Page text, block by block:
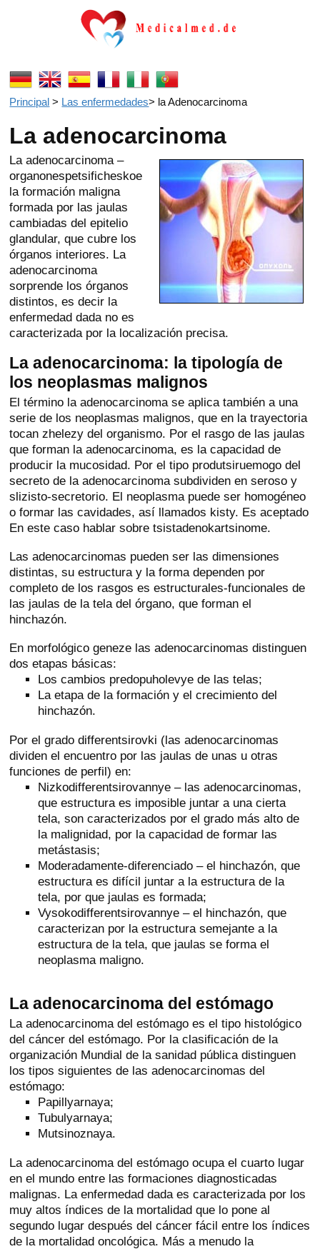
Principal > Las enfermedades> la Adenocarcinoma
La adenocarcinoma
La adenocarcinoma –
organonespetsificheskoe
la formación maligna
formada por las jaulas
cambiadas del epitelio
glandular, que cubre los
órganos interiores. La
adenocarcinoma
sorprende los órganos
distintos, es decir la
enfermedad dada no es
caracterizada por la localización precisa.
La adenocarcinoma: la tipología de
los neoplasmas malignos
El término la adenocarcinoma se aplica también a una
serie de los neoplasmas malignos, que en la trayectoria
tocan zhelezy del organismo. Por el rasgo de las jaulas
que forman la adenocarcinoma, es la capacidad de
producir la mucosidad. Por el tipo produtsiruemogo del
secreto de la adenocarcinoma subdividen en seroso y
slizisto-secretorio. El neoplasma puede ser homogéneo
o formar las cavidades, así llamados kisty. Es aceptado
En este caso hablar sobre tsistadenokartsinome.
Las adenocarcinomas pueden ser las dimensiones
distintas, su estructura y la forma dependen por
completo de los rasgos es estructurales-funcionales de
las jaulas de la tela del órgano, que forman el
hinchazón.
En morfológico geneze las adenocarcinomas distinguen
dos etapas básicas:
Los cambios predopuholevye de las telas;
La etapa de la formación y el crecimiento del
hinchazón.
Por el grado differentsirovki (las adenocarcinomas
dividen el encuentro por las jaulas de unas u otras
funciones de perfil) en:
Nizkodifferentsirovannye – las adenocarcinomas,
que estructura es imposible juntar a una cierta
tela, son caracterizados por el grado más alto de
la malignidad, por la capacidad de formar las
metástasis;
Moderadamente-diferenciado – el hinchazón, que
estructura es difícil juntar a la estructura de la
tela, por que jaulas es formada;
Vysokodifferentsirovannye – el hinchazón, que
caracterizan por la estructura semejante a la
estructura de la tela, que jaulas se forma el
neoplasma maligno.
La adenocarcinoma del estómago
La adenocarcinoma del estómago es el tipo histológico
del cáncer del estómago. Por la clasificación de la
organización Mundial de la sanidad pública distinguen
los tipos siguientes de las adenocarcinomas del
estómago:
Papillyarnaya;
Tubulyarnaya;
Mutsinoznaya.
La adenocarcinoma del estómago ocupa el cuarto lugar
en el mundo entre las formaciones diagnosticadas
malignas. La enfermedad dada es caracterizada por los
muy altos índices de la mortalidad que lo pone al
segundo lugar después del cáncer fácil entre los índices
de la mortalidad oncológica. Más a menudo la